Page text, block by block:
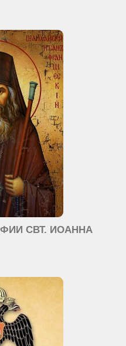
СВТ. ИОАННА